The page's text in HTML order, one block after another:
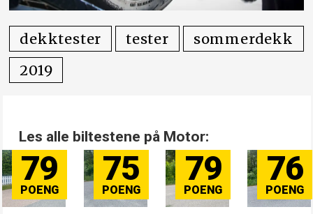
dekktester tester
sommerdekk
2019
Les alle biltestene på Motor:
79 75 79 76